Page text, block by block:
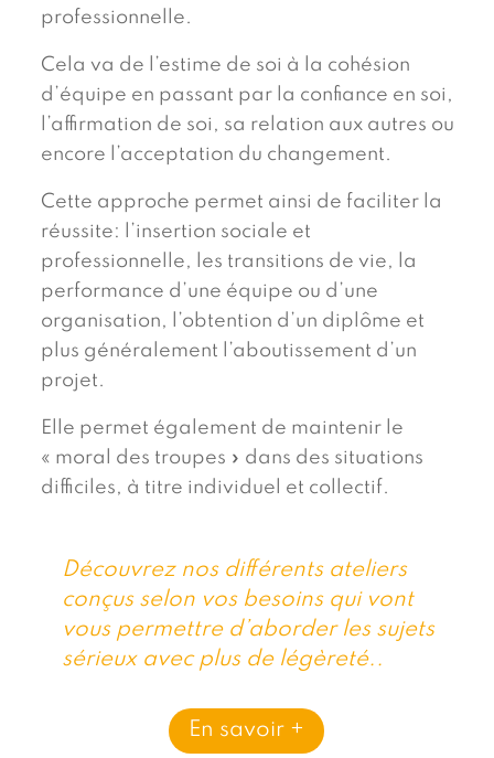
professionnelle.
Cela va de l’estime de soi à la cohésion
d’équipe en passant par la confiance en soi,
l’affirmation de soi, sa relation aux autres ou
encore l’acceptation du changement.
Cette approche permet ainsi de faciliter la
réussite: l’insertion sociale et
professionnelle, les transitions de vie, la
performance d’une équipe ou d’une
organisation, l’obtention d’un diplôme et
plus généralement l’aboutissement d’un
projet.
Elle permet également de maintenir le
« moral des troupes » dans des situations
difficiles, à titre individuel et collectif.
Découvrez nos différents ateliers
conçus selon vos besoins qui vont
vous permettre d’aborder les sujets
sérieux avec plus de légèreté..
En savoir +